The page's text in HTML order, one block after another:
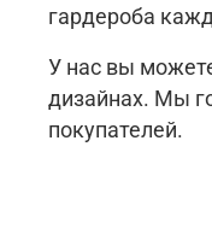
гардероба
У нас вы
дизайнах. Мы
покупателей.